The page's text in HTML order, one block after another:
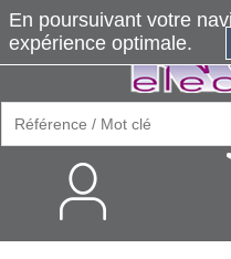
En poursuivant votre
expérience optimale.